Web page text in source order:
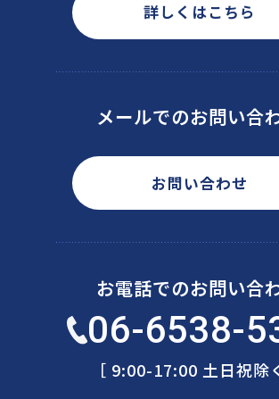
詳しくはこちら
メールでのお問い合
お問い合わせ
お電話でのお問い合
06-6538-
［ 9:00-17:00 土日祝除